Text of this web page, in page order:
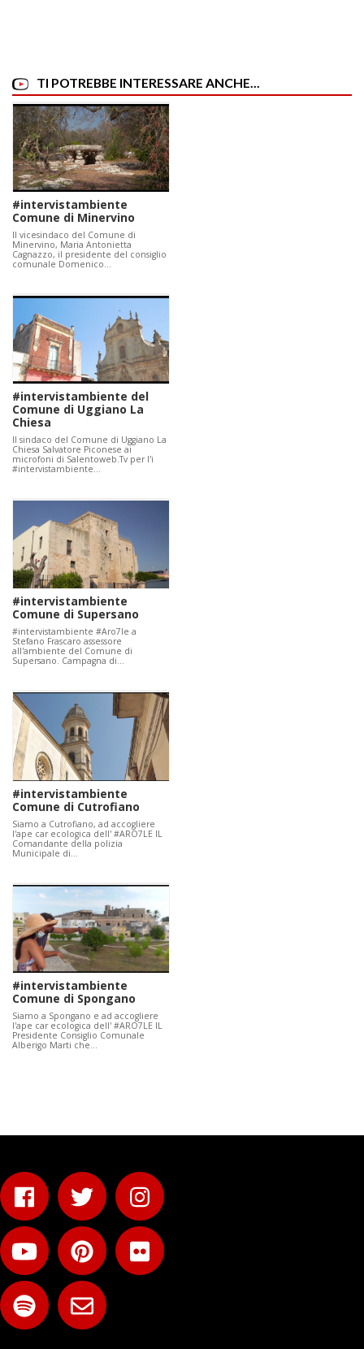
TI POTREBBE INTERESSARE ANCHE...
#intervistambiente
Comune di Minervino
Il vicesindaco del Comune di
Minervino, Maria Antonietta
Cagnazzo, il presidente del consiglio
comunale Domenico…
#intervistambiente del
Comune di Uggiano La
Chiesa
Il sindaco del Comune di Uggiano La
Chiesa Salvatore Piconese ai
microfoni di Salentoweb.Tv per l'i
#intervistambiente…
#intervistambiente
Comune di Supersano
#intervistambiente #Aro7le a
Stefano Frascaro assessore
all'ambiente del Comune di
Supersano. Campagna di…
#intervistambiente
Comune di Cutrofiano
Siamo a Cutrofiano, ad accogliere
l'ape car ecologica dell' #ARO7LE IL
Comandante della polizia
Municipale di…
#intervistambiente
Comune di Spongano
Siamo a Spongano e ad accogliere
l'ape car ecologica dell' #ARO7LE IL
Presidente Consiglio Comunale
Alberigo Marti che…